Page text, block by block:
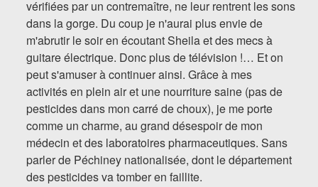
vérifiées par un contremaître, ne leur rentrent les sons
dans la gorge. Du coup je n'aurai plus envie de
m'abrutir le soir en écoutant Sheila et des mecs à
guitare électrique. Donc plus de télévision !… Et on
peut s'amuser à continuer ainsi. Grâce à mes
activités en plein air et une nourriture saine (pas de
pesticides dans mon carré de choux), je me porte
comme un charme, au grand désespoir de mon
médecin et des laboratoires pharmaceutiques. Sans
parler de Péchiney nationalisée, dont le département
des pesticides va tomber en faillite.